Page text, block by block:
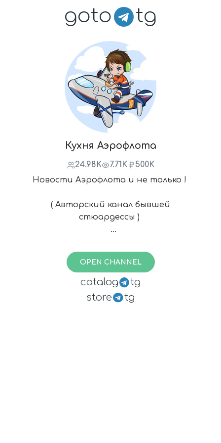
goto tg
Кухня Аэрофлота
24.98K 7.71K
500K
Новости Аэрофлота и не только !
( Авторский канал бывшей
стюардессы )
Купить рекламу —
https://telega.in/c/aeroflot_kitchen
OPEN CHANNEL
catalog
tg
store
tg